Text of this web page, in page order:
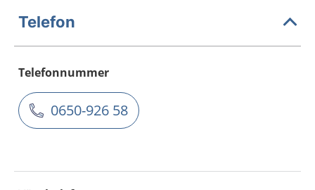
Telefon
Telefonnummer
0650-926 58